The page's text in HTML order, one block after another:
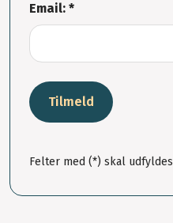
Email: *
Tilmeld
Felter med (*) skal udfyldes